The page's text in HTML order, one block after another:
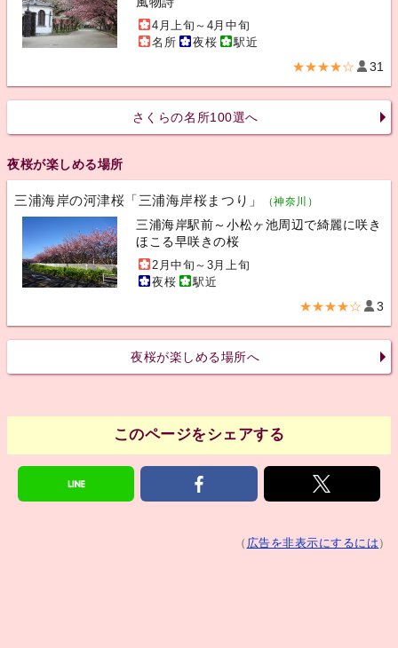
4月上旬～4月中旬
名所
夜桜 駅近
★★★★☆ 31
さくらの名所100選へ
夜桜が楽しめる場所
三浦海岸の河津桜「三浦海岸桜まつり」 （神奈川）
三浦海岸駅前～小松ヶ池周辺で綺麗に咲き
ほこる早咲きの桜
2月中旬～3月上旬
夜桜
駅近
★★★★☆ 3
夜桜が楽しめる場所へ
このページをシェアする
（ 広告を非表示にするには ）